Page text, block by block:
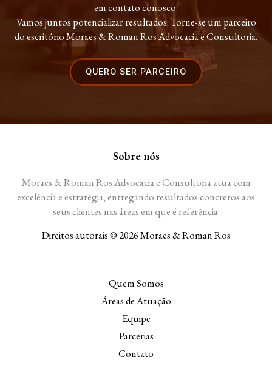
em contato conosco.
Vamos juntos potencializar resultados. Torne-se um parceiro
do escritório Moraes & Roman Ros Advocacia e Consultoria.
QUERO SER PARCEIRO
Sobre nós
Moraes & Roman Ros Advocacia e Consultoria atua com
excelência e estratégia, entregando resultados concretos aos
seus clientes nas áreas em que é referência.
Direitos autorais © 2026 Moraes & Roman Ros
Quem Somos
Áreas de Atuação
Equipe
Parcerias
Contato